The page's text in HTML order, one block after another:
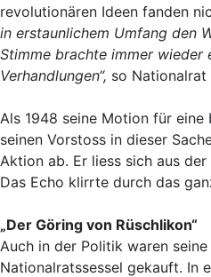
revolutionären Ideen fanden
in erstaunlichem Umfang den
Stimme brachte immer
Verhandlungen“, so Nationalrat
Als 1948 seine Motion für
seinen Vorstoss in dieser
Aktion ab. Er liess sich aus
Das Echo klirrte durch das
„Der Göring von Rüschlikon“
Auch in der Politik waren
Nationalratssessel gekauft. In